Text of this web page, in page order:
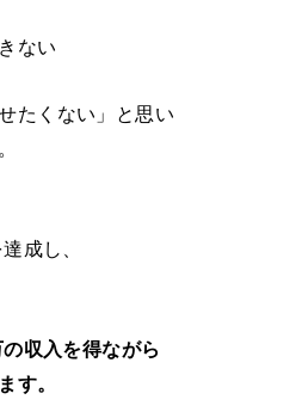
ない
たくない」と思い
成し、
収入を得ながら
す。